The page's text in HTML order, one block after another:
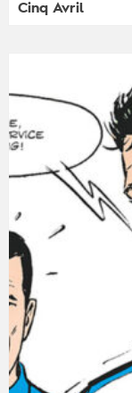
Cinq Avril